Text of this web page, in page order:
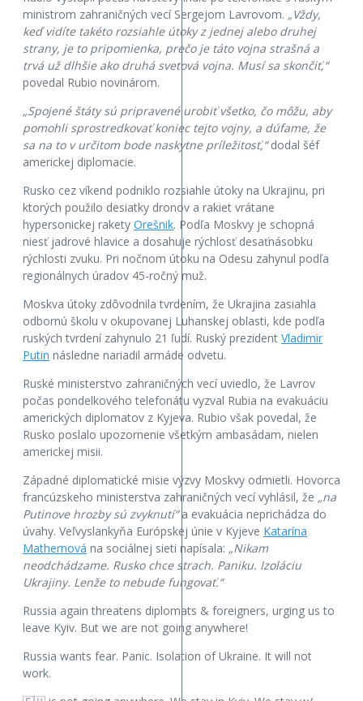
ministrom zahraničných vecí Sergejom Lavrovom. „Vždy,
keď vidíte takéto rozsiahle útoky z jednej alebo druhej
strany, je to pripomienka, prečo je táto vojna strašná a
trvá už dlhšie ako druhá svetová vojna. Musí sa skončiť,“
povedal Rubio novinárom.
„Spojené štáty sú pripravené urobiť všetko, čo môžu, aby
pomohli sprostredkovať koniec tejto vojny, a dúfame, že
sa na to v určitom bode naskytne príležitosť,“dodal šéf
americkej diplomacie.
Rusko cez víkend podniklo rozsiahle útoky na Ukrajinu, pri
ktorých použilo desiatky dronov a rakiet vrátane
hypersonickej rakety Orešnik. Podľa Moskvy je schopná
niesť jadrové hlavice a dosahuje rýchlosť desaťnásobku
rýchlosti zvuku. Pri nočnom útoku na Odesu zahynul podľa
regionálnych úradov 45-ročný muž.
Moskva útoky zdôvodnila tvrdením, že Ukrajina zasiahla
odbornú školu v okupovanej Luhanskej oblasti, kde podľa
ruských tvrdení zahynulo 21 ľudí. Ruský prezident Vladimir
Putin následne nariadil armáde odvetu.
Ruské ministerstvo zahraničných vecí uviedlo, že Lavrov
počas pondelkového telefonátu vyzval Rubia na evakuáciu
amerických diplomatov z Kyjeva. Rubio však povedal, že
Rusko poslalo upozornenie všetkým ambasádam, nielen
americkej misii.
Západné diplomatické misie výzvy Moskvy odmietli. Hovorca
francúzskeho ministerstva zahraničných vecí vyhlásil, že „na
Putinove hrozby sú zvyknutí“a evakuácia neprichádza do
úvahy. Veľvyslankyňa Európskej únie v Kyjeve Katarína
Mathernová na sociálnej sieti napísala: „Nikam
neodchádzame. Rusko chce strach. Paniku. Izoláciu
Ukrajiny. Lenže to nebude fungovať.“
Russia again threatens diplomats & foreigners, urging us to
leave Kyiv. But we are not going anywhere!
Russia wants fear. Panic. Isolation of Ukraine. It will not
work.